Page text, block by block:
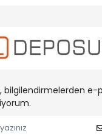
bilgilendirmelerden e-